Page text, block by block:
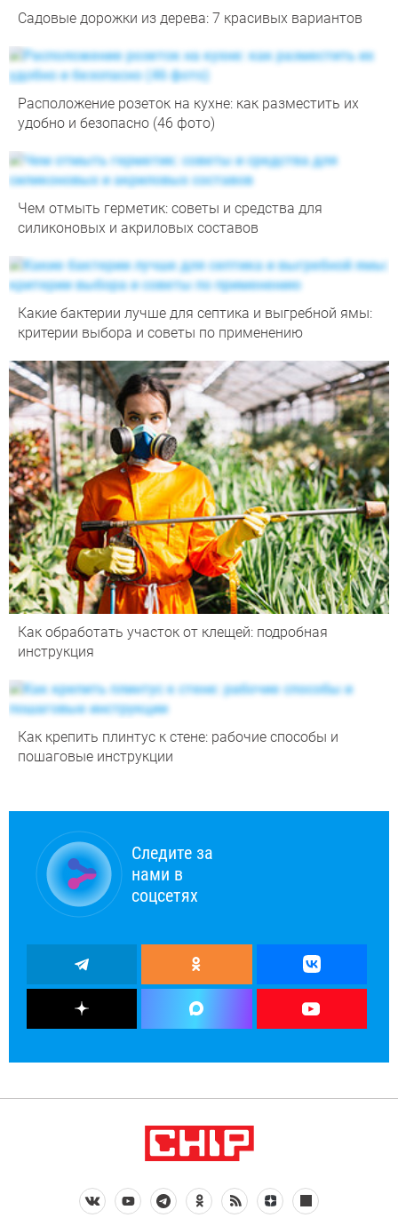
Садовые дорожки из дерева: 7 красивых вариантов
Расположение розеток на кухне: как разместить их
удобно и безопасно (46 фото)
Чем отмыть герметик: советы и средства для
силиконовых и акриловых составов
Какие бактерии лучше для септика и выгребной ямы:
критерии выбора и советы по применению
Как обработать участок от клещей: подробная
инструкция
Как крепить плинтус к стене: рабочие способы и
пошаговые инструкции
Следите за
нами в
соцсетях